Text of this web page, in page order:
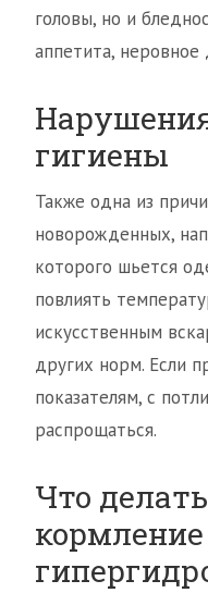
головы, но и
аппетита,
гигиены
Также одна из
новорожденных,
которого шьется
повлиять
искусственным
других норм. Если
показателям, с
распрощаться.
Что